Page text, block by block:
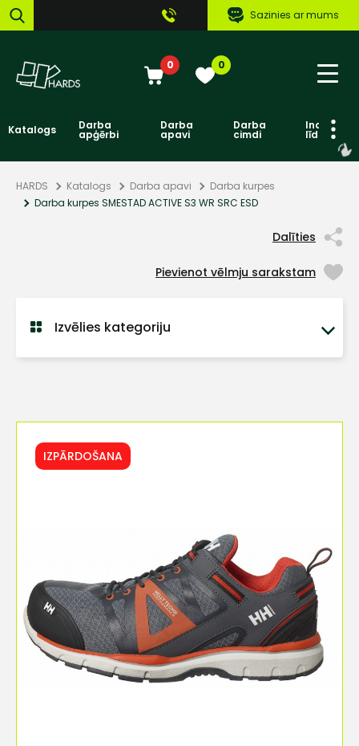
Sazinies ar mums
0 0
Katalogs Darba
apģērbi
Darba
apavi
Darba
cimdi līdzekļi
HARDS Katalogs Darba apavi
Darba kurpes
Darba kurpes SMESTAD ACTIVE S3 WR SRC ESD
Dalīties
Pievienot vēlmju sarakstam
Izvēlies kategoriju
IZPĀRDOŠANA